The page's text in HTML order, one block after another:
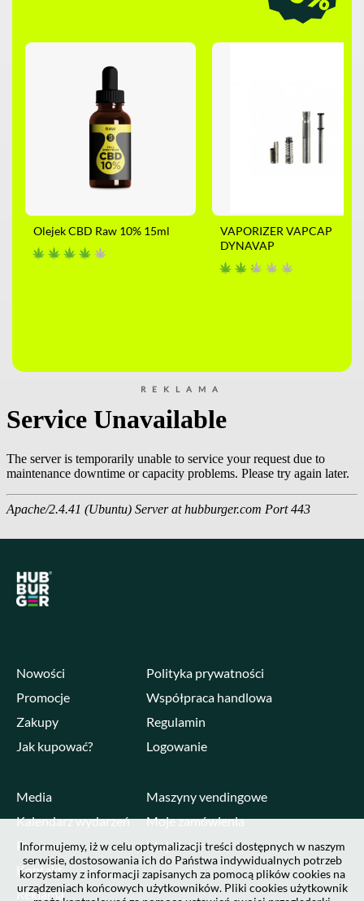
Olejek CBD Raw 10% 15ml
VAPORIZER VAPCAP
DYNAVAP
REKLAMA
Nowości
Promocje
Zakupy
Jak kupować?
Polityka prywatności
Współpraca handlowa
Regulamin
Logowanie
Media
Kalendarz wydarzeń
Pressroom
Kontakt
Reklama
Maszyny vendingowe
Moje zamówienia
Moje konto
Informujemy, iż w celu optymalizacji treści dostępnych w naszym
serwisie, dostosowania ich do Państwa indywidualnych potrzeb
korzystamy z informacji zapisanych za pomocą plików cookies na
urządzeniach końcowych użytkowników. Pliki cookies użytkownik